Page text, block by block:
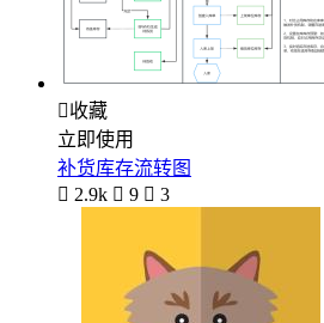
收藏
立即使用
补货库存流转图
 2.9k  9  3